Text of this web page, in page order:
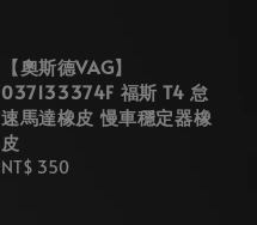
【奧斯德VAG】
037133374F 福斯 T4 怠
速馬達橡皮 慢車穩定器橡
皮
Regular
NT$ 350